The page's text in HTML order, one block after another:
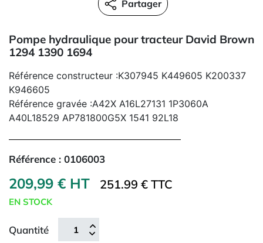
Partager
Pompe hydraulique pour tracteur David Brown
1294 1390 1694
Référence constructeur :K307945 K449605 K200337
K946605
Référence gravée :A42X A16L27131 1P3060A
A40L18529 AP781800G5X 1541 92L18
Référence : 0106003
209,99 € HT 251.99 € TTC
EN STOCK
Quantité